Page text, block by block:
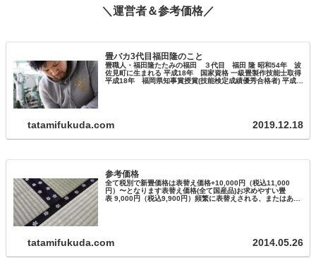
＼運営者＆参考価格／
畳バカ3代目福田隆のこと
畳職人・福田隆たたみの福田 ３代目 福田 隆 昭和54年 波
佐見町に生まれる 平成18年 国家資格 一級畳製作技能士取得
平成18年 福岡県知事賞授賞(技能検定成績優秀合格者) 平成
tatamifukuda.com 2019.12.18
参考価格
全て税別で新畳価格は表替え価格+10,000円（税込11,000
円）〜となります表替え価格(全て国産品)お求めやすい畳
表 9,000円（税込9,900円）頻繁に表替えされる、またはあま
tatamifukuda.com 2014.05.26